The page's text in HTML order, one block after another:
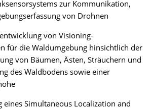
zur Kommunikation,
von Drohnen
von Visioning-
für die Waldumgebung hinsichtlich der
von Bäumen, Ästen, Sträuchern und
des Waldbodens sowie einer
eines Simultaneous Localization and